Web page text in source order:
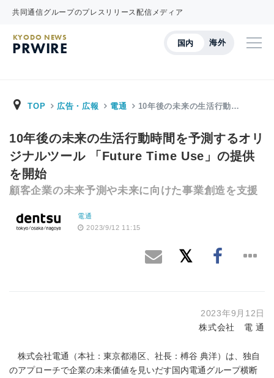
共同通信グループのプレスリリース配信メディア
国内 海外
KYODO NEWS
PRWIRE
TOP 広告・広報 電通 10年後の未来の生活行動…
10年後の未来の生活行動時間を予測するオリ
ジナルツール 「Future Time Use」の提供
を開始
顧客企業の未来予測や未来に向けた事業創造を支援
電通
2023/9/12 11:15
2023年9月12日
株式会社 電 通
株式会社電通（本社：東京都港区、社長：榑谷 典洋）は、独自
のアプローチで企業の未来価値を見いだす国内電通グループ横断